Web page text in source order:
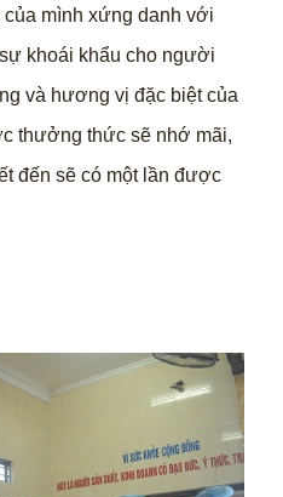
mình xứng danh với
khoái khẩu cho người
và hương vị đặc biệt của
thưởng thức sẽ nhớ mãi,
đến sẽ có một lần được